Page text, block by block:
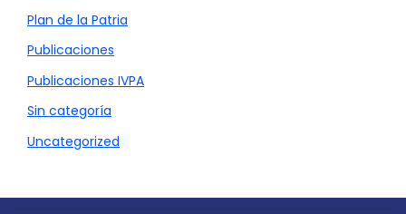
Plan de la Patria
Publicaciones
Publicaciones IVPA
Sin categoría
Uncategorized